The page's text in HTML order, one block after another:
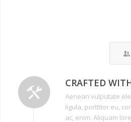
CRAFTED
Aenean vulputate
ligula, porttitor eu,
ac, enim. Aliquam